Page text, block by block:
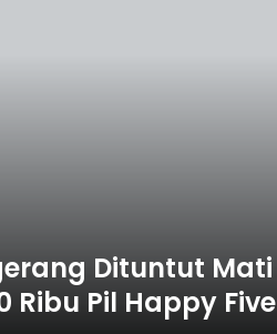
Dituntut Mati
Ribu Pil Happy Five